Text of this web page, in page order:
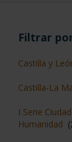
Filtrar
Castilla y
Castilla-La
I Serie
Humanidad